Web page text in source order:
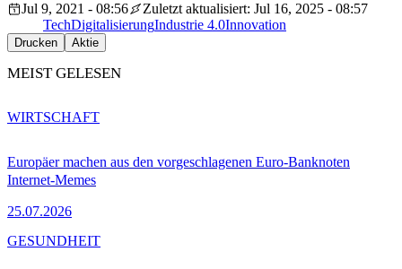
Jul 9, 2021 - 08:56
Zuletzt aktualisiert: Jul 16, 2025 - 08:57
TechDigitalisierungIndustrie 4.0Innovation
Drucken Aktie
MEIST GELESEN
Europäer machen aus den vorgeschlagenen Euro-Banknoten
Internet-Memes
25.07.2026
WIRTSCHAFT
GESUNDHEIT